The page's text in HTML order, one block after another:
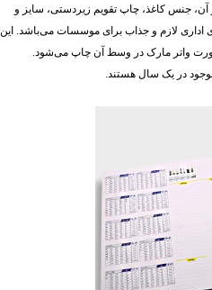
جنس کاغذ، چاپ تقویم زیردستی، سایز و
اداری لازم و جذاب برای موسسات می‌باشد. این
به صورت واتر مارک در وسط آن چاپ می‌شود.